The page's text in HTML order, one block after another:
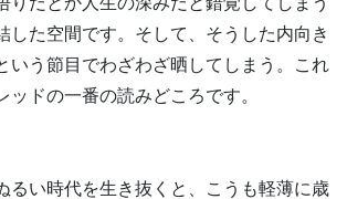
した空間です。そして、そうした内向き
いう節目でわざわざ晒してしまう。これ
ッドの一番の読みどころです。
るい時代を生き抜くと、こうも軽薄に歳